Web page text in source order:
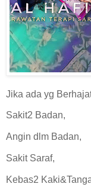
Jika ada yg
Sakit2 Badan,
Angin dlm Badan,
Sakit Saraf,
Kebas2